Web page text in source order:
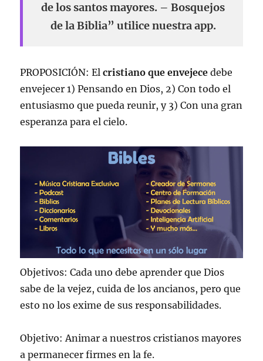
de los santos mayores. – Bosquejos
de la Biblia” utilice nuestra app.
PROPOSICIÓN: Elcristiano que envejece debe
envejecer 1) Pensando en Dios, 2) Con todo el
entusiasmo que pueda reunir, y 3) Con una gran
esperanza para el cielo.
Objetivos: Cada uno debe aprender que Dios
sabe de la vejez, cuida de los ancianos, pero que
esto no los exime de sus responsabilidades.
Objetivo: Animar a nuestros cristianos mayores
a permanecer firmes en la fe.